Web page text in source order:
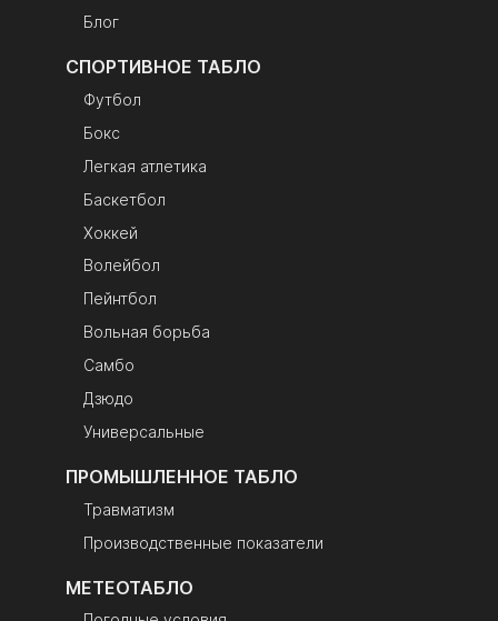
Блог
СПОРТИВНОЕ ТАБЛО
Футбол
Бокс
Легкая атлетика
Баскетбол
Хоккей
Волейбол
Пейнтбол
Вольная борьба
Самбо
Дзюдо
Универсальные
ПРОМЫШЛЕННОЕ ТАБЛО
Травматизм
Производственные показатели
МЕТЕОТАБЛО